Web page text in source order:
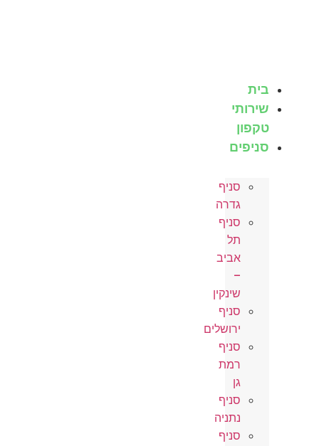
בית
שירותי
טקפון
סניפים
סניף
גדרה
סניף
תל
אביב
–
שינקין
סניף
ירושלים
סניף
רמת
גן
סניף
נתניה
סניף